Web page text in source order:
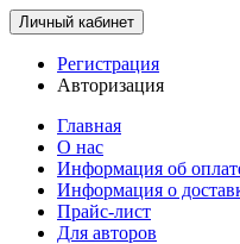
Личный кабинет
Регистрация
Авторизация
Главная
О нас
Информация об
Информация о
Прайс-лист
Для авторов